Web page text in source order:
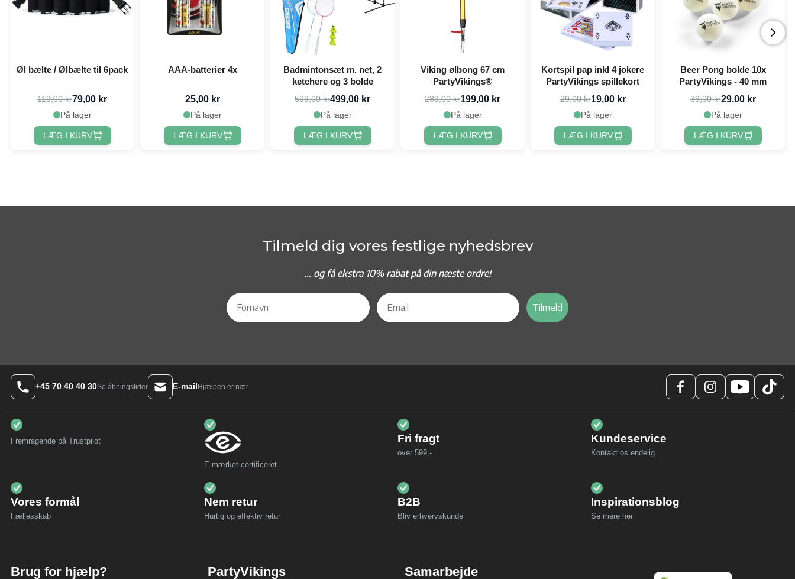
Øl bælte / Ølbælte til 6pack
119,00 kr79,00 kr
På lager
LÆG I KURV
AAA-batterier 4x
25,00 kr
På lager
LÆG I KURV
Badmintonsæt m. net, 2
ketchere og 3 bolde
599,00 kr499,00 kr
På lager
LÆG I KURV
Viking ølbong 67 cm
PartyVikings®
239,00 kr199,00 kr
På lager
LÆG I KURV
Kortspil pap inkl 4 jokere
PartyVikings spillekort
29,00 kr19,00 kr
På lager
LÆG I KURV
Beer Pong bolde 10x
PartyVikings - 40 mm
39,00 kr29,00 kr
På lager
LÆG I KURV
Tilmeld dig vores festlige nyhedsbrev
... og få ekstra 10% rabat på din næste ordre!
Tilmeld
+45 70 40 40 30Se åbningstider E-mailHjælpen er nær
Fremragende på Trustpilot
E-mærket certificeret
Fri fragt
over 599,-
Kundeservice
Kontakt os endelig
Vores formål
Fællesskab
Nem retur
Hurtig og effektiv retur
B2B
Bliv erhvervskunde
Inspirationsblog
Se mere her
Brug for hjælp? PartyVikings Samarbejde